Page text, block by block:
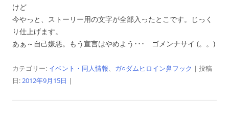
けど
今やっと、ストーリー用の文字が全部入ったとこです。じっく
り仕上げます。
あぁ～自己嫌悪。もう宣言はやめよう･･･ ゴメンナサイ (。。)
カテゴリー: イベント・同人情報、 ガ○ダムヒロイン鼻フック | 投稿
日:2012年9月15日 |